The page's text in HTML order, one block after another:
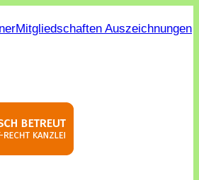
Mitgliedschaften Auszeichnungen